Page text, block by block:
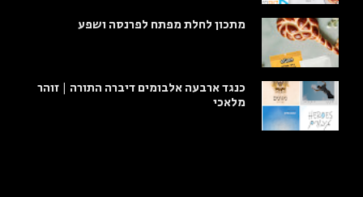
מתכון לחלת מפתח לפרנסה ושפע
כנגד ארבעה אלבומים דיברה התורה | זוהר
מלאכי